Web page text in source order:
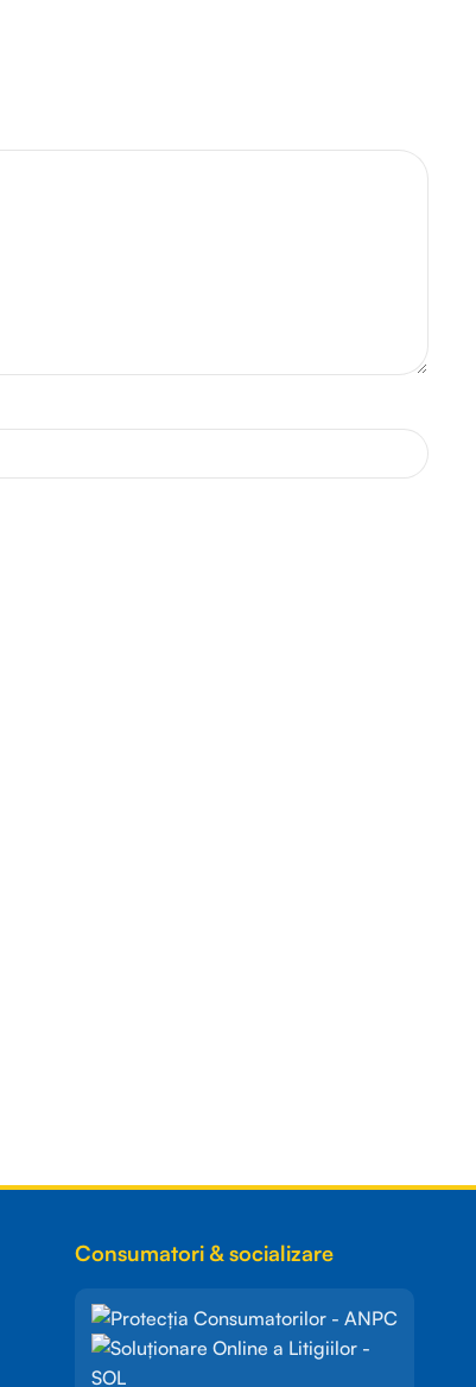
Consumatori & socializare